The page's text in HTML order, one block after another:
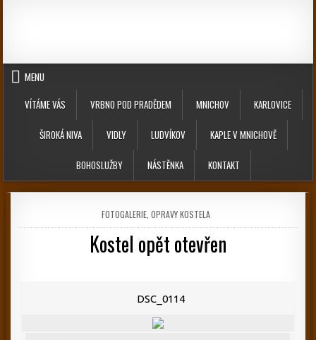
MENU
VÍTÁME VÁS
VRBNO POD PRADĚDEM MNICHOV KARLOVICE
ŠIROKÁ NIVA VIDLY LUDVÍKOV KAPLE V MNICHOVĚ
BOHOSLUŽBY NÁSTĚNKA KONTAKT
POSTED IN
FOTOGALERIE, OPRAVY KOSTELA
Kostel opět otevřen
DSC_0114